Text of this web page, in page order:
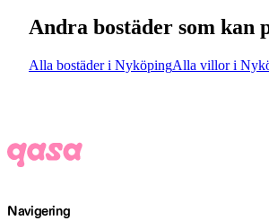
Andra bostäder som kan
Alla bostäder i NyköpingAlla villor i
Navigering